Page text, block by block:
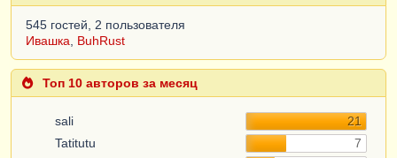
545 гостей, 2 пользователя
Ивашка
BuhRust
Топ 10 авторов за месяц
sali
21
Tatitutu
7